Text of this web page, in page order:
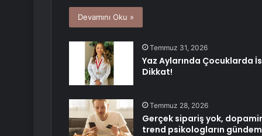
Devamını Oku »
Temmuz 31, 2026
Yaz Aylarında Çocuklarda
Dikkat!
Temmuz 28, 2026
Gerçek sipariş yok,
trend psikologların